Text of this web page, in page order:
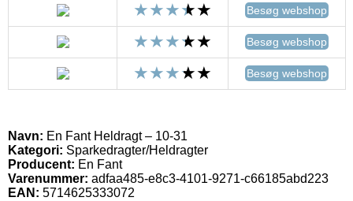
Besøg webshop
Besøg webshop
Besøg webshop
Navn: En Fant Heldragt – 10-31
Kategori: Sparkedragter/Heldragter
Producent: En Fant
Varenummer: adfaa485-e8c3-4101-9271-c66185abd223
EAN: 5714625333072